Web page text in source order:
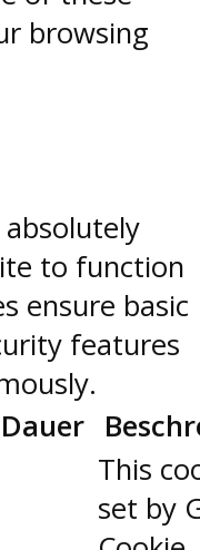
browsing
absolutely
to function
ensure basic
features
Dauer
This
set by